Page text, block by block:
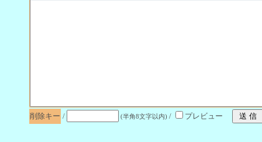
削除キー / (半角8文字以内) / プレビュー